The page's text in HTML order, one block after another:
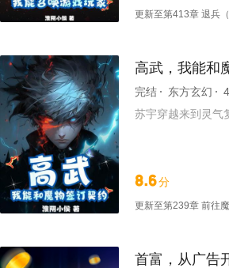
更新至第413章 退兵（
高武，我能和
完结 东方玄幻
苏宇穿越来到灵气
8.6分
更新至第239章 前往
首富，从广告